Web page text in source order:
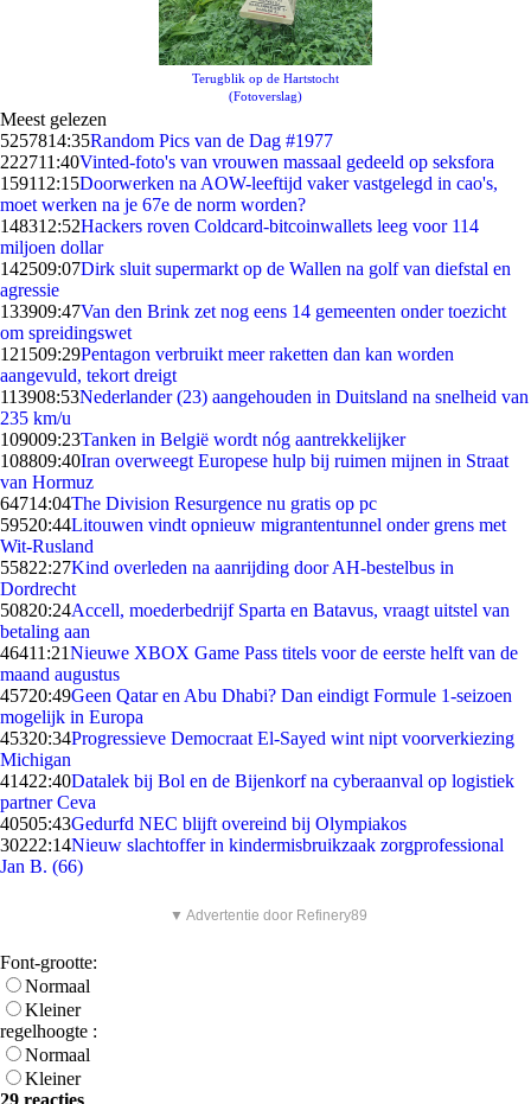
Terugblik op de Hartstocht
(Fotoverslag)
Meest gelezen
5257814:35Random Pics van de Dag #1977
222711:40Vinted-foto's van vrouwen massaal gedeeld op seksfora
159112:15Doorwerken na AOW-leeftijd vaker vastgelegd in cao's,
moet werken na je 67e de norm worden?
148312:52Hackers roven Coldcard-bitcoinwallets leeg voor 114
miljoen dollar
142509:07Dirk sluit supermarkt op de Wallen na golf van diefstal en
agressie
133909:47Van den Brink zet nog eens 14 gemeenten onder toezicht
om spreidingswet
121509:29Pentagon verbruikt meer raketten dan kan worden
aangevuld, tekort dreigt
113908:53Nederlander (23) aangehouden in Duitsland na snelheid van
235 km/u
109009:23Tanken in België wordt nóg aantrekkelijker
108809:40Iran overweegt Europese hulp bij ruimen mijnen in Straat
van Hormuz
64714:04The Division Resurgence nu gratis op pc
59520:44Litouwen vindt opnieuw migrantentunnel onder grens met
Wit-Rusland
55822:27Kind overleden na aanrijding door AH-bestelbus in
Dordrecht
50820:24Accell, moederbedrijf Sparta en Batavus, vraagt uitstel van
betaling aan
46411:21Nieuwe XBOX Game Pass titels voor de eerste helft van de
maand augustus
45720:49Geen Qatar en Abu Dhabi? Dan eindigt Formule 1-seizoen
mogelijk in Europa
45320:34Progressieve Democraat El-Sayed wint nipt voorverkiezing
Michigan
41422:40Datalek bij Bol en de Bijenkorf na cyberaanval op logistiek
partner Ceva
40505:43Gedurfd NEC blijft overeind bij Olympiakos
30222:14Nieuw slachtoffer in kindermisbruikzaak zorgprofessional
Jan B. (66)
▼ Advertentie door Refinery89
Font-grootte:
Normaal
Kleiner
regelhoogte :
Normaal
Kleiner
29 reacties